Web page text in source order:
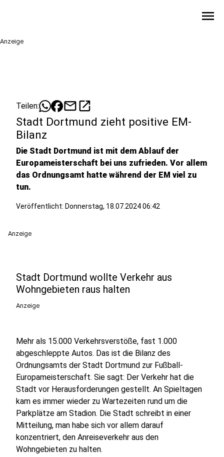
menu
Anzeige
Teilen: mailopen_in_new
Stadt Dortmund zieht positive EM-
Bilanz
Die Stadt Dortmund ist mit dem Ablauf der
Europameisterschaft bei uns zufrieden. Vor allem
das Ordnungsamt hatte während der EM viel zu
tun.
Veröffentlicht: Donnerstag, 18.07.2024 06:42
Anzeige
Stadt Dortmund wollte Verkehr aus
Wohngebieten raus halten
Anzeige
Mehr als 15.000 Verkehrsverstöße, fast 1.000
abgeschleppte Autos. Das ist die Bilanz des
Ordnungsamts der Stadt Dortmund zur Fußball-
Europameisterschaft. Sie sagt: Der Verkehr hat die
Stadt vor Herausforderungen gestellt. An Spieltagen
kam es immer wieder zu Wartezeiten rund um die
Parkplätze am Stadion. Die Stadt schreibt in einer
Mitteilung, man habe sich vor allem darauf
konzentriert, den Anreiseverkehr aus den
Wohngebieten zu halten.